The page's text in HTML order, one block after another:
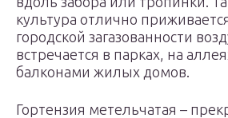
культура отлично
городской загазованности
встречается в парках, на
балконами жилых домов.
Гортензия метельчатая –